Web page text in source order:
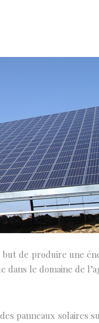
but de produire une
dans le domaine de
panneaux solaires